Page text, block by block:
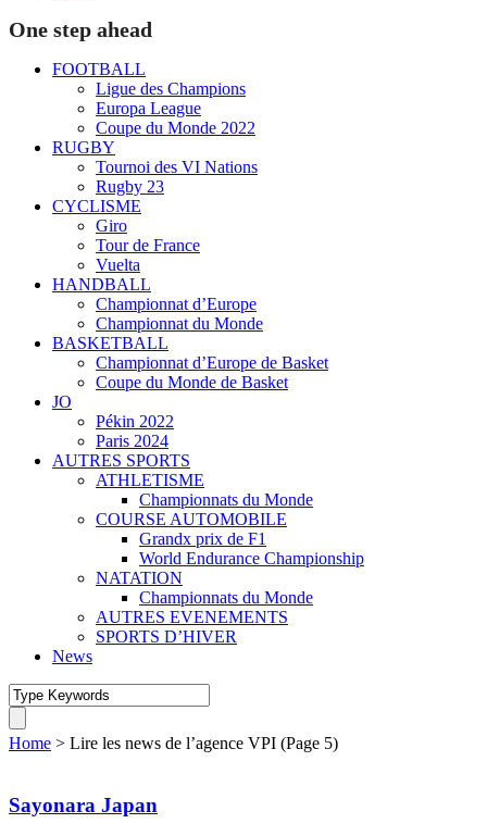
One step ahead
FOOTBALL
Ligue des Champions
Europa League
Coupe du Monde 2022
RUGBY
Tournoi des VI Nations
Rugby 23
CYCLISME
Giro
Tour de France
Vuelta
HANDBALL
Championnat d’Europe
Championnat du Monde
BASKETBALL
Championnat d’Europe de Basket
Coupe du Monde de Basket
JO
Pékin 2022
Paris 2024
AUTRES SPORTS
ATHLETISME
Championnats du Monde
COURSE AUTOMOBILE
Grandx prix de F1
World Endurance Championship
NATATION
Championnats du Monde
AUTRES EVENEMENTS
SPORTS D’HIVER
News
Home > Lire les news de l’agence VPI (Page 5)
Sayonara Japan